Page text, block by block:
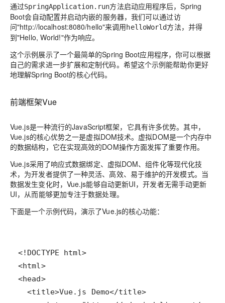
通过SpringApplication.run方法启动应用程序后，Spring
Boot会自动配置并启动内嵌的服务器，我们可以通过访
问"http://localhost:8080/hello"来调用helloWorld方法，并得
到"Hello, World!"作为响应。
这个示例展示了一个最简单的Spring Boot应用程序，你可以根据
自己的需求进一步扩展和定制代码。希望这个示例能帮助你更好
地理解Spring Boot的核心代码。
前端框架Vue
Vue.js是一种流行的JavaScript框架，它具有许多优势。其中，
Vue.js的核心优势之一是虚拟DOM技术。虚拟DOM是一个内存中
的数据结构，它在实现高效的DOM操作方面发挥了重要作用。
Vue.js采用了响应式数据绑定、虚拟DOM、组件化等现代化技
术，为开发者提供了一种灵活、高效、易于维护的开发模式。当
数据发生变化时，Vue.js能够自动更新UI，开发者无需手动更新
UI，从而能够更加专注于数据处理。
下面是一个示例代码，演示了Vue.js的核心功能：
<html>
<head>
  <title>Vue.js Demo</title>